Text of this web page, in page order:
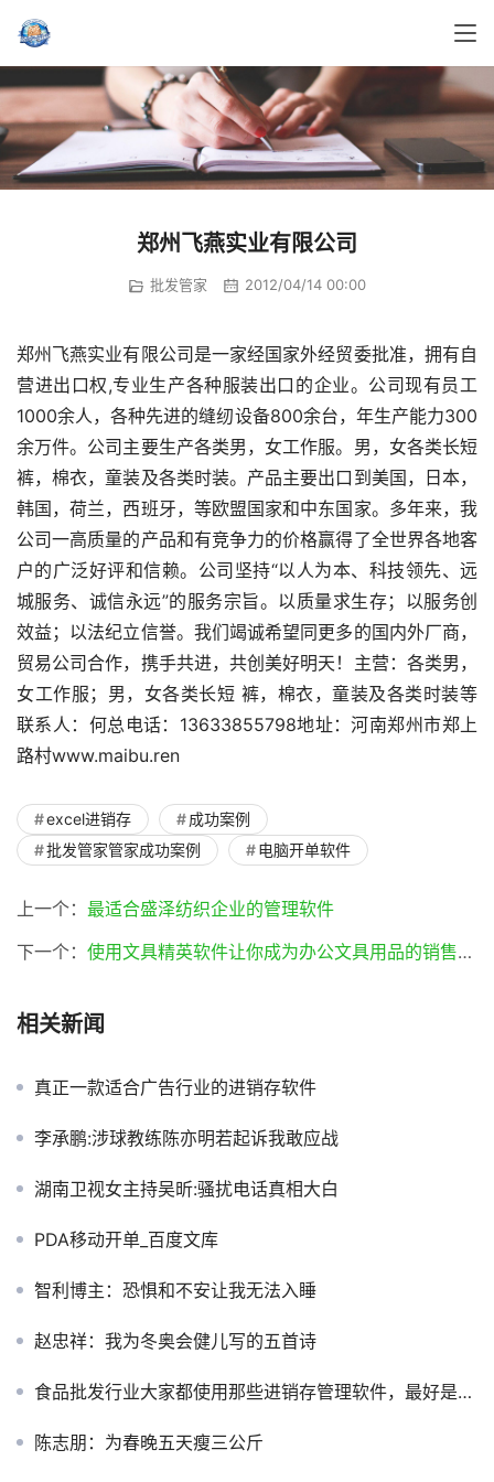
郑州飞燕实业有限公司
批发管家 2012/04/14 00:00
郑州飞燕实业有限公司是一家经国家外经贸委批准，拥有自
营进出口权,专业生产各种服装出口的企业。公司现有员工
1000余人，各种先进的缝纫设备800余台，年生产能力300
余万件。公司主要生产各类男，女工作服。男，女各类长短
裤，棉衣，童装及各类时装。产品主要出口到美国，日本，
韩国，荷兰，西班牙，等欧盟国家和中东国家。多年来，我
公司一高质量的产品和有竞争力的价格赢得了全世界各地客
户的广泛好评和信赖。公司坚持“以人为本、科技领先、远
城服务、诚信永远”的服务宗旨。以质量求生存；以服务创
效益；以法纪立信誉。我们竭诚希望同更多的国内外厂商，
贸易公司合作，携手共进，共创美好明天！主营：各类男，
女工作服；男，女各类长短 裤，棉衣，童装及各类时装等
联系人：何总电话：13633855798地址：河南郑州市郑上
路村www.maibu.ren
excel进销存
成功案例
批发管家管家成功案例
电脑开单软件
上一个： 最适合盛泽纺织企业的管理软件
下一个： 使用文具精英软件让你成为办公文具用品的销售精英(文具精英软件)
相关新闻
真正一款适合广告行业的进销存软件
李承鹏:涉球教练陈亦明若起诉我敢应战
湖南卫视女主持吴昕:骚扰电话真相大白
PDA移动开单_百度文库
智利博主：恐惧和不安让我无法入睡
赵忠祥：我为冬奥会健儿写的五首诗
食品批发行业大家都使用那些进销存管理软件，最好是网络版的进销存管理软件
陈志朋：为春晚五天瘦三公斤